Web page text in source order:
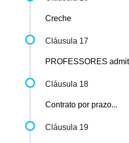
Creche
Cláusula 17
PROFESSORES
Cláusula 18
Contrato por prazo...
Cláusula 19